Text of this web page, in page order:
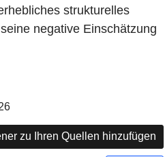
strukturelles
negative Einschätzung
zu Ihren Quellen hinzufügen